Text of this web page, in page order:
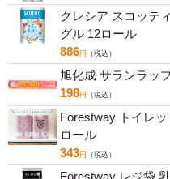
クレシア スコッテ
グル 12ロール
886円 （税込）
旭化成 サランラッ
198円 （税込）
Forestway トイレ
ロール
343円 （税込）